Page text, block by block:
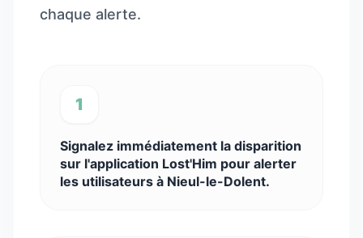
chaque alerte.
1
Signalez immédiatement la disparition
sur l'application Lost'Him pour alerter
les utilisateurs à Nieul-le-Dolent.